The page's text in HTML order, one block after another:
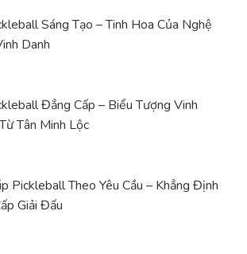
Sáng Tạo – Tinh Hoa Của Nghệ
Danh
Đẳng Cấp – Biểu Tượng Vinh
Tân Minh Lộc
Pickleball Theo Yêu Cầu – Khẳng Định
Giải Đấu